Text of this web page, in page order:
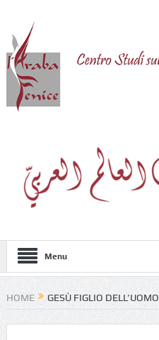
Menu
HOME GESÙ FIGLIO DELL’UOMO